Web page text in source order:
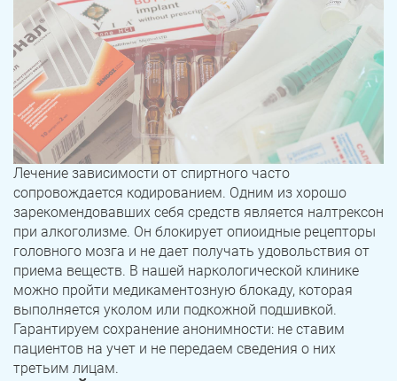
Лечение зависимости от спиртного часто
сопровождается кодированием. Одним из хорошо
зарекомендовавших себя средств является налтрексон
при алкоголизме. Он блокирует опиоидные рецепторы
головного мозга и не дает получать удовольствия от
приема веществ. В нашей наркологической клинике
можно пройти медикаментозную блокаду, которая
выполняется уколом или подкожной подшивкой.
Гарантируем сохранение анонимности: не ставим
пациентов на учет и не передаем сведения о них
третьим лицам.